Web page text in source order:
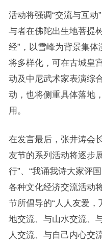
活动将强调“交流与互动
与者在佛陀出生地菩提
经”，以雪峰为背景集
将多样化，可在古城皇
动及中尼武术家表演综
动，也将侧重具体落地
用。
在发言最后，张井涛会
友节的系列活动将逐步
行”、“我诵我诗大家评
各种文化经济交流活动
节所倡导的“人人友爱，
地交流、与山水交流、
人交流、与自己内心交